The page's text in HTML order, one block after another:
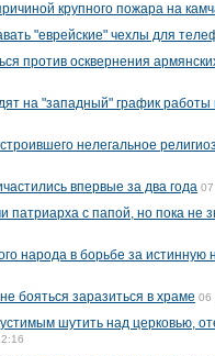
крупного пожара на
"еврейские" чехлы для
против осквернения
на "западный" график
нелегальное
впервые за два года 07
с папой, но пока не
народа в борьбе за истинную
бояться заразиться в храме 06
шутить над церковью,